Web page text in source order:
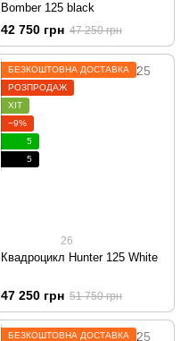
Bomber 125 black
42 750 грн 47 250 грн
БЕЗКОШТОВНА ДОСТАВКА
РОЗПРОДАЖ
ХІТ
−9%
5
5
26
Квадроцикл Hunter 125 White
47 250 грн 51 750 грн
БЕЗКОШТОВНА ДОСТАВКА